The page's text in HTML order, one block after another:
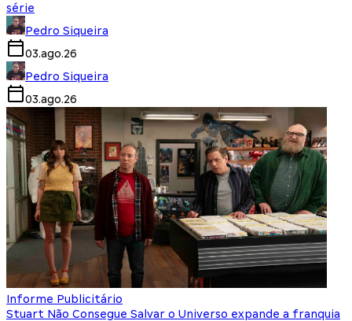
série
Pedro Siqueira
03.ago.26
Pedro Siqueira
03.ago.26
Informe Publicitário
Stuart Não Consegue Salvar o Universo expande a franquia